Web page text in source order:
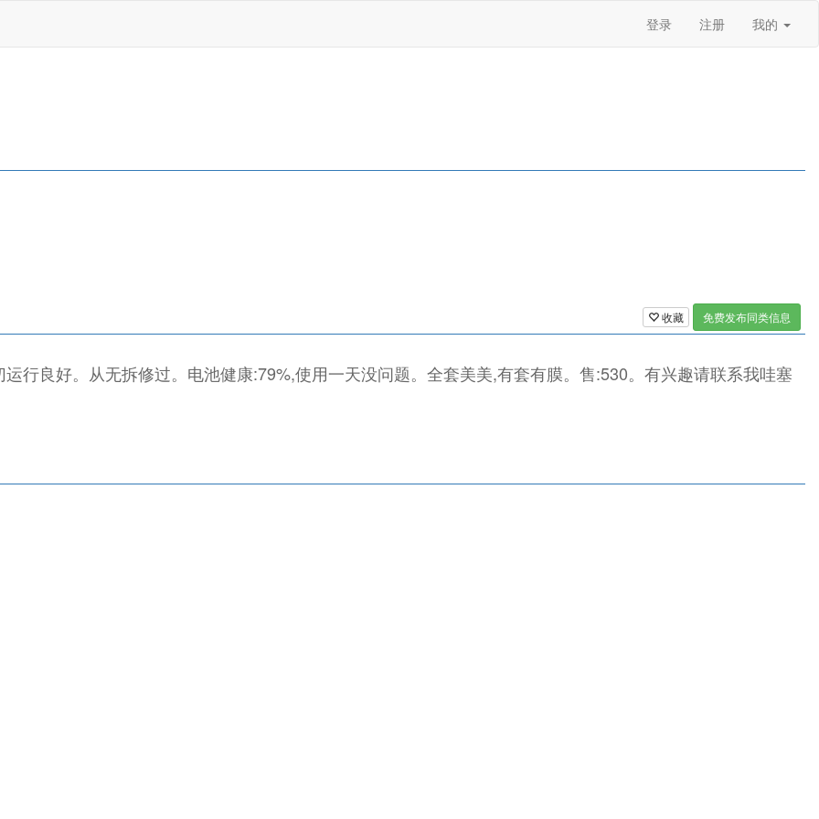
登录 注册 我的
收藏 免费发布同类信息
行良好。从无拆修过。电池健康:79%,使用一天没问题。全套美美,有套有膜。售:530。有兴趣请联系我哇塞